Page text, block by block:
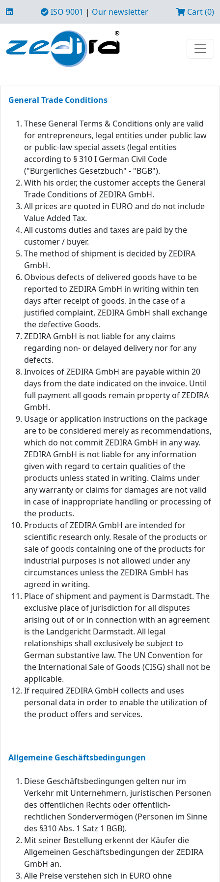
ISO 9001 | Our newsletter Cart (0)
General Trade Conditions
These General Terms & Conditions only are valid
for entrepreneurs, legal entities under public law
or public-law special assets (legal entities
according to § 310 I German Civil Code
("Bürgerliches Gesetzbuch" - "BGB").
With his order, the customer accepts the General
Trade Conditions of ZEDIRA GmbH.
All prices are quoted in EURO and do not include
Value Added Tax.
All customs duties and taxes are paid by the
customer / buyer.
The method of shipment is decided by ZEDIRA
GmbH.
Obvious defects of delivered goods have to be
reported to ZEDIRA GmbH in writing within ten
days after receipt of goods. In the case of a
justified complaint, ZEDIRA GmbH shall exchange
the defective Goods.
ZEDIRA GmbH is not liable for any claims
regarding non- or delayed delivery nor for any
defects.
Invoices of ZEDIRA GmbH are payable within 20
days from the date indicated on the invoice. Until
full payment all goods remain property of ZEDIRA
GmbH.
Usage or application instructions on the package
are to be considered merely as recommendations,
which do not commit ZEDIRA GmbH in any way.
ZEDIRA GmbH is not liable for any information
given with regard to certain qualities of the
products unless stated in writing. Claims under
any warranty or claims for damages are not valid
in case of inappropriate handling or processing of
the products.
Products of ZEDIRA GmbH are intended for
scientific research only. Resale of the products or
sale of goods containing one of the products for
industrial purposes is not allowed under any
circumstances unless the ZEDIRA GmbH has
agreed in writing.
Place of shipment and payment is Darmstadt. The
exclusive place of jurisdiction for all disputes
arising out of or in connection with an agreement
is the Landgericht Darmstadt. All legal
relationships shall exclusively be subject to
German substantive law. The UN Convention for
the International Sale of Goods (CISG) shall not be
applicable.
If required ZEDIRA GmbH collects and uses
personal data in order to enable the utilization of
the product offers and services.
Allgemeine Geschäftsbedingungen
Diese Geschäftsbedingungen gelten nur im
Verkehr mit Unternehmern, juristischen Personen
des öffentlichen Rechts oder öffentlich-
rechtlichen Sondervermögen (Personen im Sinne
des §310 Abs. 1 Satz 1 BGB).
Mit seiner Bestellung erkennt der Käufer die
Allgemeinen Geschäftsbedingungen der ZEDIRA
GmbH an.
Alle Preise verstehen sich in EURO ohne